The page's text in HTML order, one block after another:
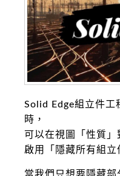
Solid Edge組立件工
時，
可以在視圖「性質」
啟用「隱藏所有組立
當我們只想要隱藏部